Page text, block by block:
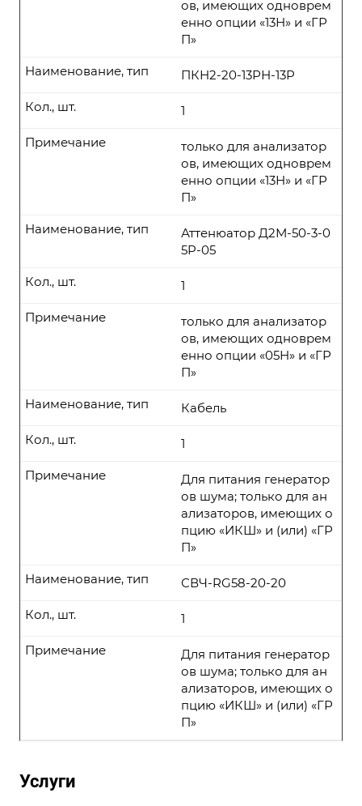
ов, имеющих одноврем
енно опции «13Н» и «ГР
П»
ПКН2-20-13РН-13P
Наименование, тип
1
Кол., шт.
только для анализатор
ов, имеющих одноврем
енно опции «13Н» и «ГР
П»
Примечание
Аттенюатор Д2М-50-3-0
5P-05
Наименование, тип
1
Кол., шт.
только для анализатор
ов, имеющих одноврем
енно опции «05Н» и «ГР
П»
Примечание
Кабель
Наименование, тип
1
Кол., шт.
Для питания генератор
ов шума; только для ан
ализаторов, имеющих о
пцию «ИКШ» и (или) «ГР
П»
Примечание
СВЧ-RG58-20-20
Наименование, тип
1
Кол., шт.
Для питания генератор
ов шума; только для ан
ализаторов, имеющих о
пцию «ИКШ» и (или) «ГР
П»
Примечание
Услуги